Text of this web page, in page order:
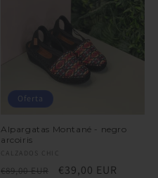
Oferta
Alpargatas Montané - negro
arcoiris
Proveedor:
CALZADOS CHIC
Precio
€89,00 EUR
Precio
€39,00 EUR